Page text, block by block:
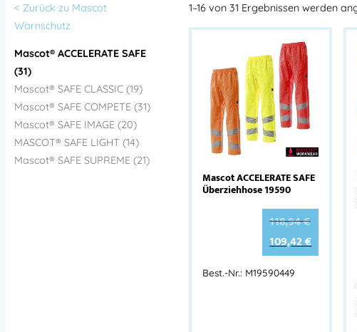
< Zurück zu Mascot
Warnschutz
Mascot® ACCELERATE SAFE
(31)
Mascot® SAFE CLASSIC (19)
Mascot® SAFE COMPETE (31)
Mascot® SAFE IMAGE (20)
MASCOT® SAFE LIGHT (14)
Mascot® SAFE SUPREME (21)
1–16 von 31 Ergebnissen werden
Mascot ACCELERATE SAFE
Überziehhose 19590
118,94€
109,42€
Best.-Nr.: M19590449